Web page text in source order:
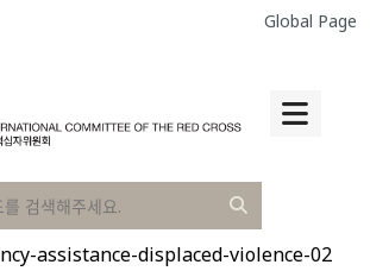
Global Page
assistance-displaced-violence-02